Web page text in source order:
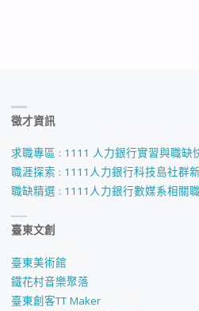
徵才資訊
求職專區 : 1111 人力銀行實習與職缺
職涯探索 : 1111人力銀行科技島社群
職缺精選 : 1111人力銀行數媒系相關
臺東文創
臺東美術館
鐵花村音樂聚落
臺東創客TT Maker